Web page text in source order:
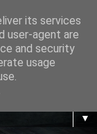
▼
its services
user-agent are
and security
usage